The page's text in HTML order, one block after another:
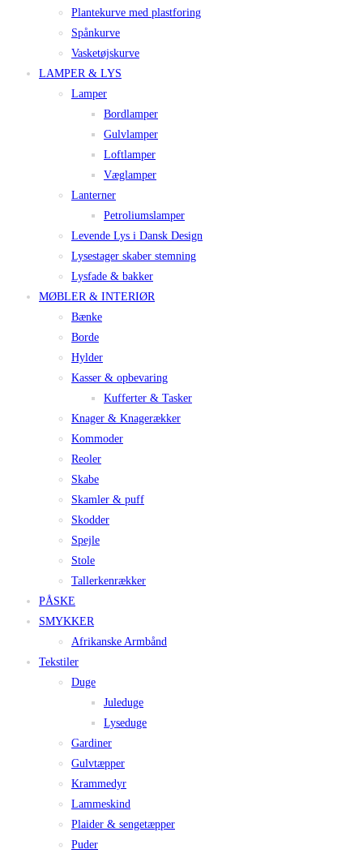
Plantekurve med plastforing
Spånkurve
Vasketøjskurve
LAMPER & LYS
Lamper
Bordlamper
Gulvlamper
Loftlamper
Væglamper
Lanterner
Petroliumslamper
Levende Lys i Dansk Design
Lysestager skaber stemning
Lysfade & bakker
MØBLER & INTERIØR
Bænke
Borde
Hylder
Kasser & opbevaring
Kufferter & Tasker
Knager & Knagerækker
Kommoder
Reoler
Skabe
Skamler & puff
Skodder
Spejle
Stole
Tallerkenrækker
PÅSKE
SMYKKER
Afrikanske Armbånd
Tekstiler
Duge
Juleduge
Lyseduge
Gardiner
Gulvtæpper
Krammedyr
Lammeskind
Plaider & sengetæpper
Puder